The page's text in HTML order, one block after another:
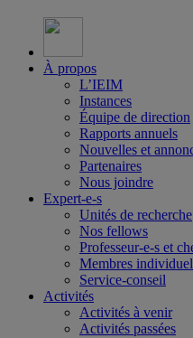
À propos
L’IEIM
Instances
Équipe de direction
Rapports annuels
Nouvelles et
Partenaires
Nous joindre
Expert-e-s
Unités de recherche
Nos fellows
Professeur-e-s et
Membres
Service-conseil
Activités
Activités à venir
Activités passées